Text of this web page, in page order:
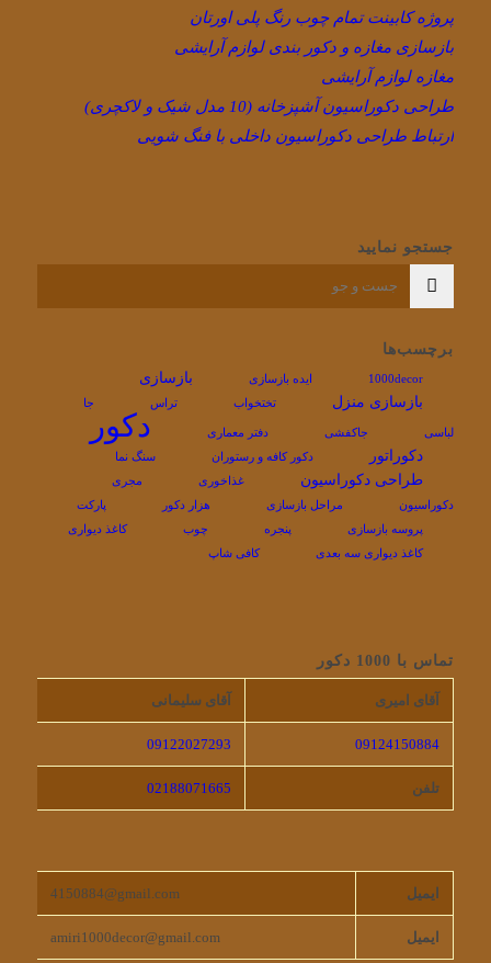
پروژه کابینت تمام چوب رنگ پلی اورتان
بازسازی مغازه و دکور بندی لوازم آرایشی
مغازه لوازم آرایشی
طراحی دکوراسیون آشپزخانه (10 مدل شیک و لاکچری)
ارتباط طراحی دکوراسیون داخلی با فنگ شویی
جستجو نمایید
برچسب‌ها
1000decor ایده بازسازی
بازسازی
بازسازی منزل
تختخواب تراس جا
لباسی جاکفشی دفتر معماری دکور
دکوراتور دکور کافه و رستوران سنگ نما
طراحی دکوراسیون غذاخوری
مجری
دکوراسیون
مراحل بازسازی هزار دکور
پارکت
پروسه بازسازی
پنجره چوب
کاغذ دیواری
کاغذ دیواری سه بعدی
کافی شاپ
تماس با 1000 دکور
آقای امیری آقای سلیمانی
09124150884
09122027293
تلفن 02188071665
ایمیل 4150884@gmail.com
ایمیل amiri1000decor@gmail.com